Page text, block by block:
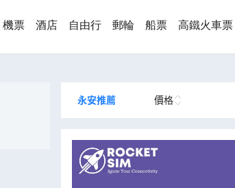
機票 酒店 自由行 郵輪 船票 高鐵火車票
永安推薦 價格